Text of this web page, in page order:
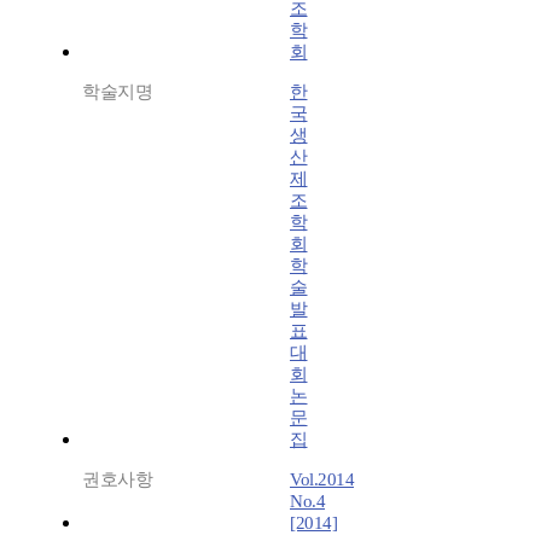
조
학
회
학술지명
한
국
생
산
제
조
학
회
학
술
발
표
대
회
논
문
집
권호사항
Vol.2014
No.4
[2014]